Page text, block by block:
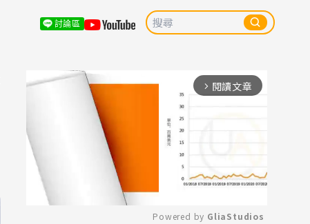
討論區
arrow_forward_ios 閱讀文章
Powered by GliaStudios